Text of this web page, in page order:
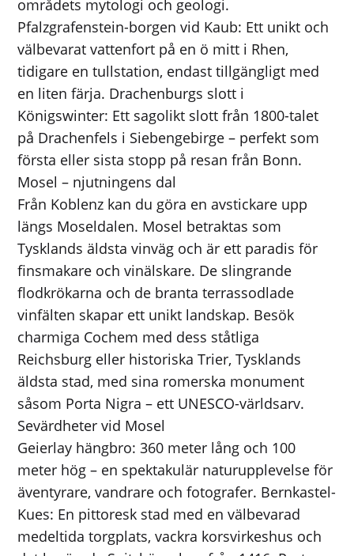
områdets mytologi och geologi.
Pfalzgrafenstein-borgen vid Kaub: Ett unikt och
välbevarat vattenfort på en ö mitt i Rhen,
tidigare en tullstation, endast tillgängligt med
en liten färja. Drachenburgs slott i
Königswinter: Ett sagolikt slott från 1800-talet
på Drachenfels i Siebengebirge – perfekt som
första eller sista stopp på resan från Bonn.
Mosel – njutningens dal
Från Koblenz kan du göra en avstickare upp
längs Moseldalen. Mosel betraktas som
Tysklands äldsta vinväg och är ett paradis för
finsmakare och vinälskare. De slingrande
flodkrökarna och de branta terrassodlade
vinfälten skapar ett unikt landskap. Besök
charmiga Cochem med dess ståtliga
Reichsburg eller historiska Trier, Tysklands
äldsta stad, med sina romerska monument
såsom Porta Nigra – ett UNESCO-världsarv.
Sevärdheter vid Mosel
Geierlay hängbro: 360 meter lång och 100
meter hög – en spektakulär naturupplevelse för
äventyrare, vandrare och fotografer. Bernkastel-
Kues: En pittoresk stad med en välbevarad
medeltida torgplats, vackra korsvirkeshus och